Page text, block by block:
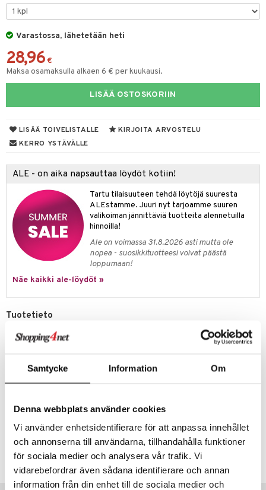
Samtycke Information Om
Denna webbplats använder cookies
Vi använder enhetsidentifierare för att anpassa innehållet
och annonserna till användarna, tillhandahålla funktioner
för sociala medier och analysera vår trafik. Vi
vidarebefordrar även sådana identifierare och annan
information från din enhet till de sociala medier och
Varastossa, lähetetään heti
28,96 €
Maksa osamaksulla alkaen 6 € per kuukausi.
LISÄÄ OSTOSKORIIN
LISÄÄ TOIVELISTALLE
KIRJOITA ARVOSTELU
KERRO YSTÄVÄLLE
ALE - on aika napsauttaa löydöt kotiin!
Tartu tilaisuuteen tehdä löytöjä suuresta
ALEstamme. Juuri nyt tarjoamme suuren
valikoiman jännittäviä tuotteita alennetuilla
hinnoilla!
Ale on voimassa 31.8.2026 asti mutta ole
nopea - suosikkituotteesi voivat päästä
loppumaan!
Näe kaikki ale-löydöt »
Tuotetieto
Nordic Kitchenin Eva Solo -sarjan ovaali lautanen mustaa kivitavaraa.
Lautanen on yksinkertainen ja tyylikäs ilmeeltään ja se sopii rentoon
päivittäistä käyttöä ja kestää sekä astianpesukoneen, pakastimen,
uunin ja mikroaaltouunin.
Mitat: 22 x 31 cm
Tuotenumero
ICI54-32-XX
& Vihannesveitset
sisustus
tarvikkeita
tekstiilit
koristelu
säilytys
tekstiilit
Saalit
& Tyynyliinat
& Peitot
& Koukut
& Korit
& Veistokset
& Lyhdyt
& Korit
tekstiilit
tekstiilit
tekstiilit
& Peitot
& Lyhdyt
& vastauksia